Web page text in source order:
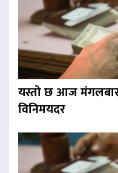
यस्तो छ आज
विनिमयदर